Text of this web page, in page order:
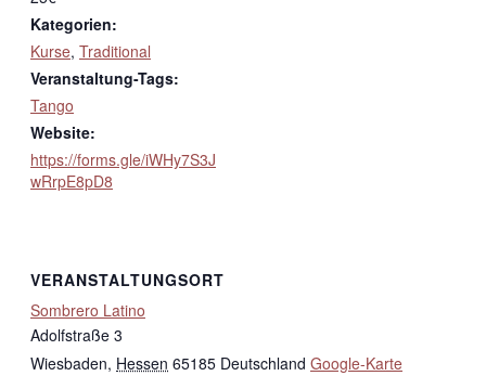
Kategorien:
Kurse, Traditional
Veranstaltung-Tags:
Tango
Website:
https://forms.gle/iWHy7S3J
wRrpE8pD8
VERANSTALTUNGSORT
Sombrero Latino
Adolfstraße 3
Wiesbaden, Hessen 65185 Deutschland Google-Karte